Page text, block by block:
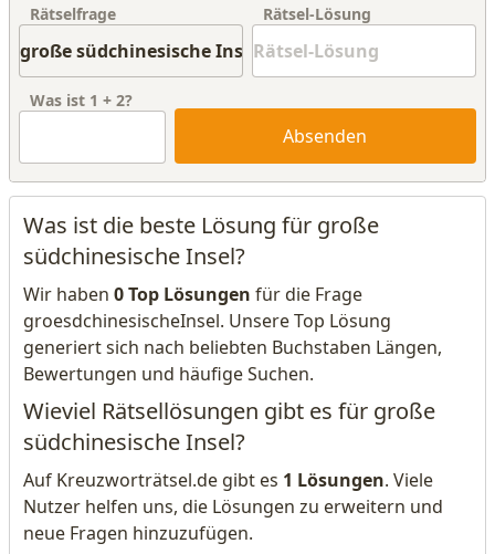
Rätselfrage Rätsel-Lösung
Was ist 1 + 2?
Absenden
Was ist die beste Lösung für große
südchinesische Insel?
Wir haben 0 Top Lösungen für die Frage
groesdchinesischeInsel. Unsere Top Lösung
generiert sich nach beliebten Buchstaben Längen,
Bewertungen und häufige Suchen.
Wieviel Rätsellösungen gibt es für große
südchinesische Insel?
Auf Kreuzworträtsel.de gibt es 1 Lösungen. Viele
Nutzer helfen uns, die Lösungen zu erweitern und
neue Fragen hinzuzufügen.